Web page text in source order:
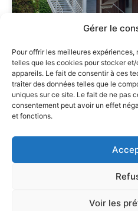
Gérer le
Pour offrir les meilleures
telles que les cookies pour stocker
appareils. Le fait de consentir à ces
traiter des données telles que le
uniques sur ce site. Le fait de ne pas
consentement peut avoir un effet
et fonctions.
Voir les
Cabinet
Pour des